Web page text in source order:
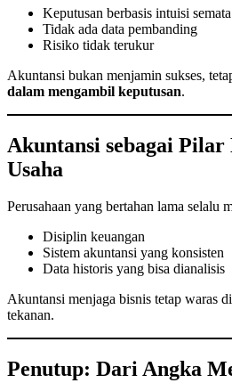
Keputusan berbasis intuisi semata
Tidak ada data pembanding
Risiko tidak terukur
Akuntansi bukan menjamin sukses,
dalam mengambil keputusan.
Akuntansi sebagai
Usaha
Perusahaan yang bertahan lama selalu
Disiplin keuangan
Sistem akuntansi yang konsisten
Data historis yang bisa dianalisis
Akuntansi menjaga bisnis tetap waras
tekanan.
Penutup: Dari Angka